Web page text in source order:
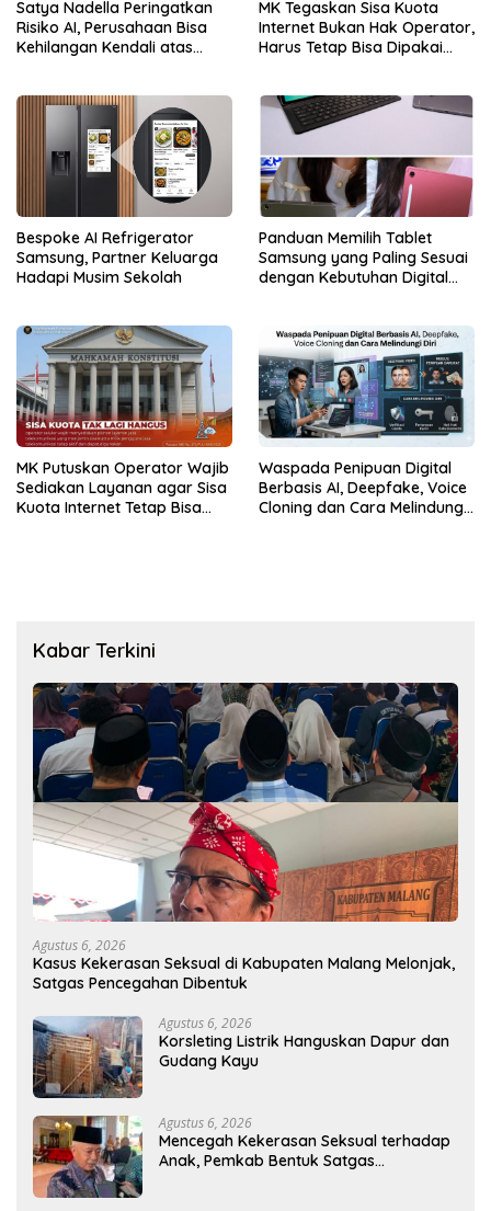
Satya Nadella Peringatkan
Risiko AI, Perusahaan Bisa
Kehilangan Kendali atas
MK Tegaskan Sisa Kuota
Internet Bukan Hak Operator,
Harus Tetap Bisa Dipakai
Bespoke AI Refrigerator
Samsung, Partner Keluarga
Hadapi Musim Sekolah
Panduan Memilih Tablet
Samsung yang Paling Sesuai
dengan Kebutuhan Digital
MK Putuskan Operator Wajib
Sediakan Layanan agar Sisa
Kuota Internet Tetap Bisa
Waspada Penipuan Digital
Berbasis AI, Deepfake, Voice
Cloning dan Cara Melindungi
Kabar Terkini
Agustus 6, 2026
Kasus Kekerasan Seksual di Kabupaten Malang Melonjak,
Satgas Pencegahan Dibentuk
Agustus 6, 2026
Korsleting Listrik Hanguskan Dapur dan
Gudang Kayu
Agustus 6, 2026
Mencegah Kekerasan Seksual terhadap
Anak, Pemkab Bentuk Satgas